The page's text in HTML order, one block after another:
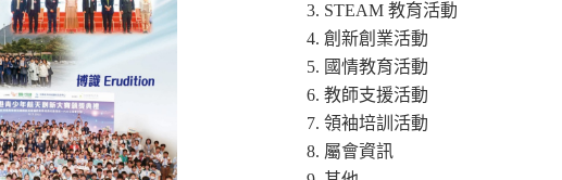
3. STEAM 教育活動
4. 創新創業活動
5. 國情教育活動
6. 教師支援活動
7. 領袖培訓活動
8. 屬會資訊